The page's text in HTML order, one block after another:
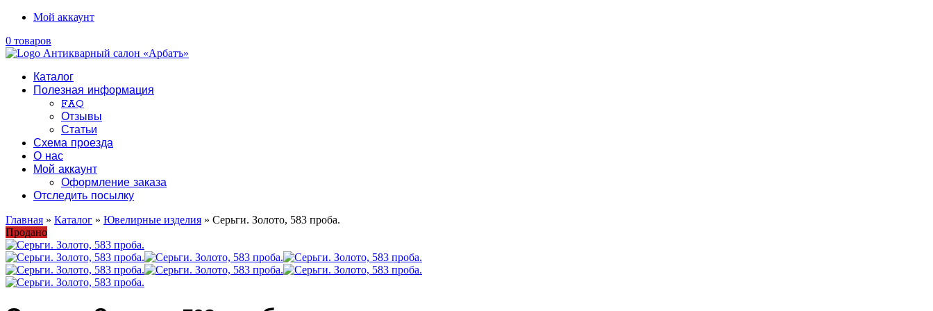
Мой аккаунт
0 товаров
Каталог
Полезная информация
FAQ
Отзывы
Статьи
Схема проезда
О нас
Мой аккаунт
Оформление заказа
Отследить посылку
Главная » Каталог » Ювелирные изделия » Серьги. Золото, 583 проба.
Продано